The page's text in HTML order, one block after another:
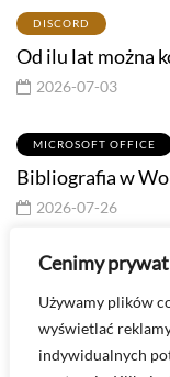
Cenimy
Używamy plików
wyświetlać
indywidualnych
DISCORD
Od ilu lat można
2026-07-03
MICROSOFT OFFICE
Bibliografia w
2026-07-26
Masz pytanie?